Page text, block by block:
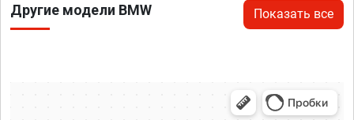
Другие модели BMW Показать все